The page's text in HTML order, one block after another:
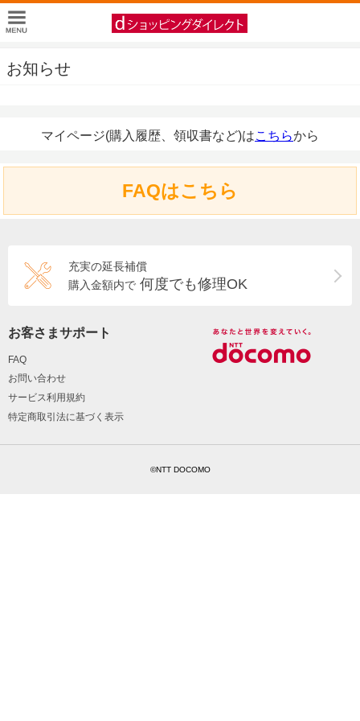
お知らせ
マイページ(購入履歴、領収書など)はこちらから
FAQはこちら
充実の延長補償
購入金額内で 何度でも修理OK
お客さまサポート
FAQ
お問い合わせ
サービス利用規約
特定商取引法に基づく表示
©NTT DOCOMO